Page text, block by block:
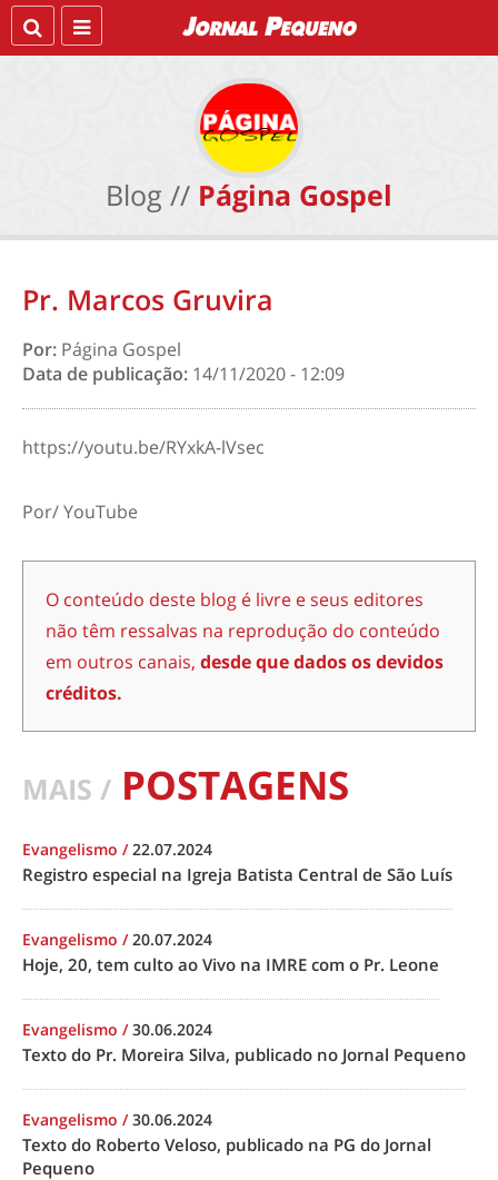
Blog // Página Gospel
Pr. Marcos Gruvira
Por: Página Gospel
Data de publicação: 14/11/2020 - 12:09
https://youtu.be/RYxkA-lVsec
Por/ YouTube
O conteúdo deste blog é livre e seus editores
não têm ressalvas na reprodução do conteúdo
em outros canais, desde que dados os devidos
créditos.
MAIS / POSTAGENS
Evangelismo /22.07.2024
Registro especial na Igreja Batista Central de São Luís
Evangelismo /20.07.2024
Hoje, 20, tem culto ao Vivo na IMRE com o Pr. Leone
Evangelismo /30.06.2024
Texto do Pr. Moreira Silva, publicado no Jornal Pequeno
Evangelismo /30.06.2024
Texto do Roberto Veloso, publicado na PG do Jornal
Pequeno